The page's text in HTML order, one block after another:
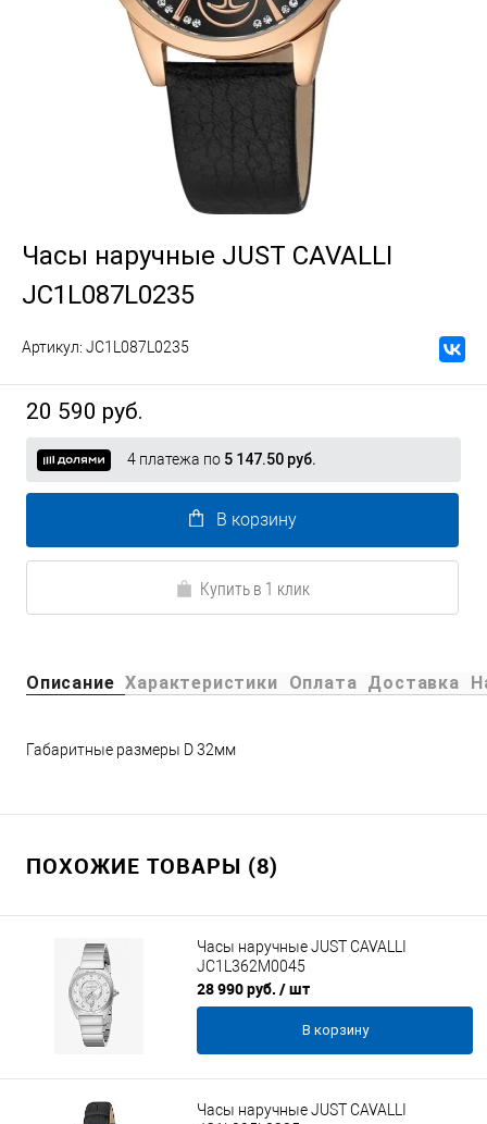
Часы наручные JUST CAVALLI
JC1L087L0235
Артикул: JC1L087L0235
20 590 руб.
4 платежа по 5 147.50 руб.
В корзину
Купить в 1 клик
Описание Характеристики Оплата Доставка
Габаритные размеры D 32мм
ПОХОЖИЕ ТОВАРЫ (8)
Часы наручные JUST CAVALLI
JC1L362M0045
28 990 руб. / шт
В корзину
Часы наручные JUST CAVALLI